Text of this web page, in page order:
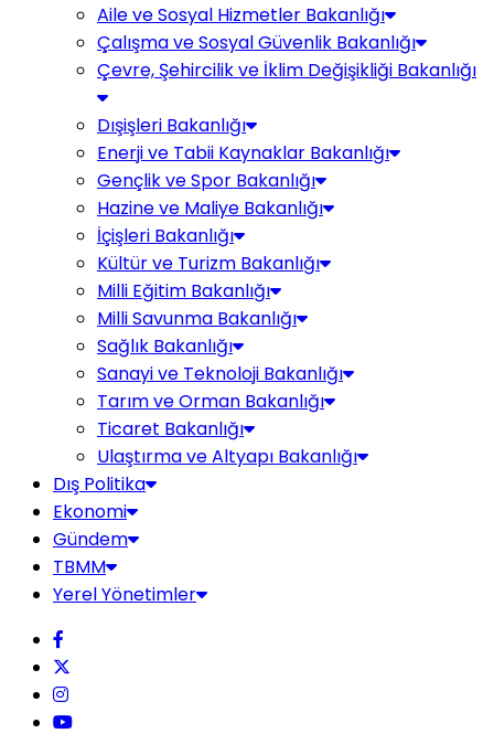
Aile ve Sosyal Hizmetler Bakanlığı
Çalışma ve Sosyal Güvenlik Bakanlığı
Çevre, Şehircilik ve İklim Değişikliği Bakanlığı
Dışişleri Bakanlığı
Enerji ve Tabii Kaynaklar Bakanlığı
Gençlik ve Spor Bakanlığı
Hazine ve Maliye Bakanlığı
İçişleri Bakanlığı
Kültür ve Turizm Bakanlığı
Milli Eğitim Bakanlığı
Milli Savunma Bakanlığı
Sağlık Bakanlığı
Sanayi ve Teknoloji Bakanlığı
Tarım ve Orman Bakanlığı
Ticaret Bakanlığı
Ulaştırma ve Altyapı Bakanlığı
Dış Politika
Ekonomi
Gündem
TBMM
Yerel Yönetimler